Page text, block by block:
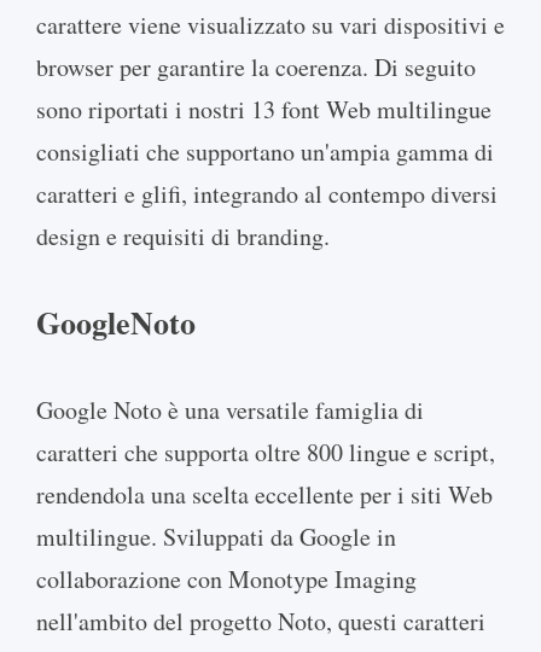
carattere viene visualizzato su vari dispositivi e
browser per garantire la coerenza. Di seguito
sono riportati i nostri 13 font Web multilingue
consigliati che supportano un'ampia gamma di
caratteri e glifi, integrando al contempo diversi
design e requisiti di branding.
GoogleNoto
Google Noto è una versatile famiglia di
caratteri che supporta oltre 800 lingue e script,
rendendola una scelta eccellente per i siti Web
multilingue. Sviluppati da Google in
collaborazione con Monotype Imaging
nell'ambito del progetto Noto, questi caratteri